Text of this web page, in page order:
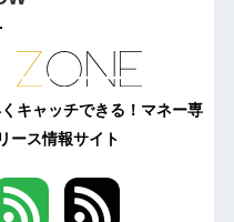
キャッチできる！マネー専
ース情報サイト